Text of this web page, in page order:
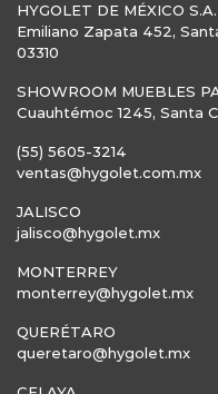
HYGOLET DE MÉXICO
Emiliano Zapata 452,
03310
SHOWROOM MUEBLES
Cuauhtémoc 1245, Santa
(55) 5605-3214
ventas@hygolet.com.mx
JALISCO
jalisco@hygolet.mx
MONTERREY
monterrey@hygolet.mx
QUERÉTARO
queretaro@hygolet.mx